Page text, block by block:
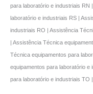
para laboratório e industriais RN
laboratório e industriais RS |
industriais RO | Assistência
| Assistência Técnica
Técnica equipamentos para
equipamentos para laboratório e
para laboratório e industriais TO |